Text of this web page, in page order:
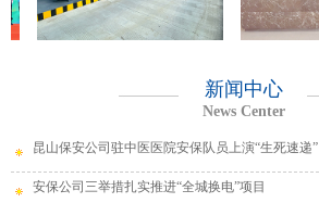
新闻中心
News Center
昆山保安公司驻中医医院安保队员上演“生死速递”
安保公司三举措扎实推进“全城换电”项目